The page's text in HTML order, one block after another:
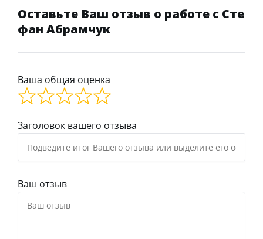
Оставьте Ваш отзыв о работе с Сте
фан Абрамчук
Ваша общая оценка
Заголовок вашего отзыва
Ваш отзыв